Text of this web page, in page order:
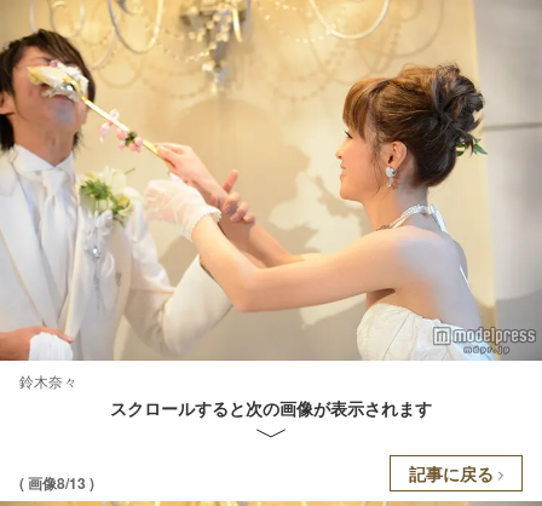
鈴木奈々
スクロールすると次の画像が表示されます
( 画像8/13 ) 記事に戻る